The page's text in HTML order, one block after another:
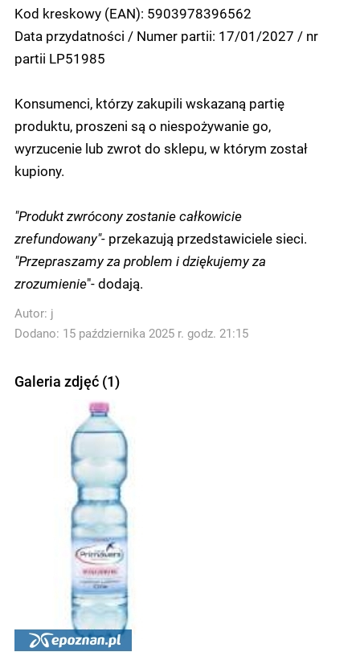
Kod kreskowy (EAN): 5903978396562
Data przydatności / Numer partii: 17/01/2027 / nr
partii LP51985
Konsumenci, którzy zakupili wskazaną partię
produktu, proszeni są o niespożywanie go,
wyrzucenie lub zwrot do sklepu, w którym został
kupiony.
"Produkt zwrócony zostanie całkowicie
zrefundowany"- przekazują przedstawiciele sieci.
"Przepraszamy za problem i dziękujemy za
zrozumienie"- dodają.
Autor: j
Dodano: 15 października 2025 r. godz. 21:15
Galeria zdjęć (1)